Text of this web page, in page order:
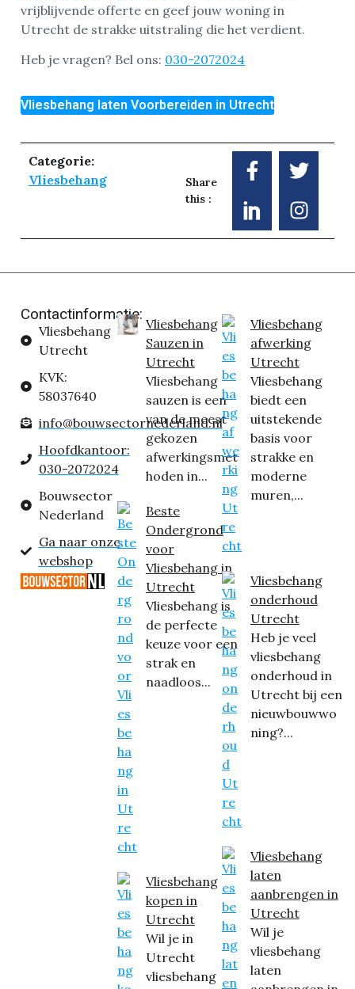
vrijblijvende offerte en geef jouw woning in
Utrecht de strakke uitstraling die het verdient.
Heb je vragen? Bel ons: 030-2072024
Vliesbehang laten Voorbereiden in Utrecht
Categorie:
Vliesbehang
Share
this :
Contactinformatie:
Vliesbehang
Utrecht
KVK:
58037640
info@bouwsectornederland.nl
Hoofdkantoor:
030-2072024
Bouwsector
Nederland
Ga naar onze
webshop
Vliesbehang
Sauzen in
Utrecht
Vliesbehang
sauzen is een
van de meest
gekozen
afwerkingsmet
hoden in...
Beste
Ondergrond
voor
Vliesbehang in
Utrecht
Vliesbehang is
de perfecte
keuze voor een
strak en
naadloos...
Vliesbehang
kopen in
Utrecht
Wil je in
Utrecht
vliesbehang
Vliesbehang
afwerking
Utrecht
Vliesbehang
biedt een
uitstekende
basis voor
strakke en
moderne
muren,...
Vliesbehang
onderhoud
Utrecht
Heb je veel
vliesbehang
onderhoud in
Utrecht bij een
nieuwbouwwo
ning?...
Vliesbehang
laten
aanbrengen in
Utrecht
Wil je
vliesbehang
laten